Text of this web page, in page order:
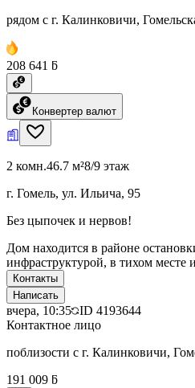
рядом с г. Калинковичи,
208 641 ƃ
Конвертер валют
2 комн.46.7 м²8/9 этаж
г. Гомель, ул. Ильича, 95
Без цыпочек и нервов!
Дом находится в районе
инфраструктурой, в тихом месте
Контакты
Написать
вчера, 10:35 ID 4193644
Контактное лицо
поблизости с г. Калинковичи,
191 009 ƃ